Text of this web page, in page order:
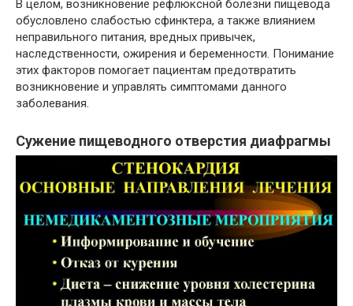
В целом, возникновение рефлюксной болезни пищевода
обусловлено слабостью сфинктера, а также влиянием
неправильного питания, вредных привычек,
наследственности, ожирения и беременности. Понимание
этих факторов помогает пациентам предотвратить
возникновение и управлять симптомами данного
заболевания.
Сужение пищеводного отверстия диафрагмы